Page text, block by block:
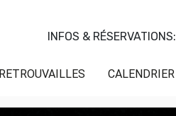
INFOS & RÉSERVATIONS:
RETROUVAILLES CALENDRIER